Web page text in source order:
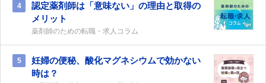
4
認定薬剤師は「意味ない」の理由と取得の
メリット
薬剤師のための転職・求人コラム
5
妊婦の便秘、酸化マグネシウムで効かない
時は？